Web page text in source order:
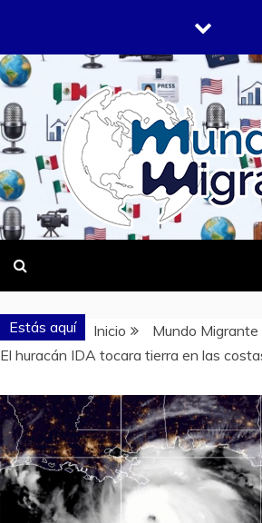
contenido
DONDE TODOS SOMOS
Estás aquí Inicio
Mundo
El huracán IDA tocara tierra en las